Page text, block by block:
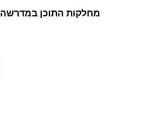
מחלקות התוכן במדרשה